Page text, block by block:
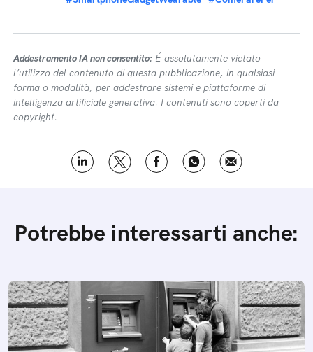
Addestramento IA non consentito: É assolutamente vietato
l’utilizzo del contenuto di questa pubblicazione, in qualsiasi
forma o modalità, per addestrare sistemi e piattaforme di
intelligenza artificiale generativa. I contenuti sono coperti da
copyright.
Potrebbe interessarti anche: